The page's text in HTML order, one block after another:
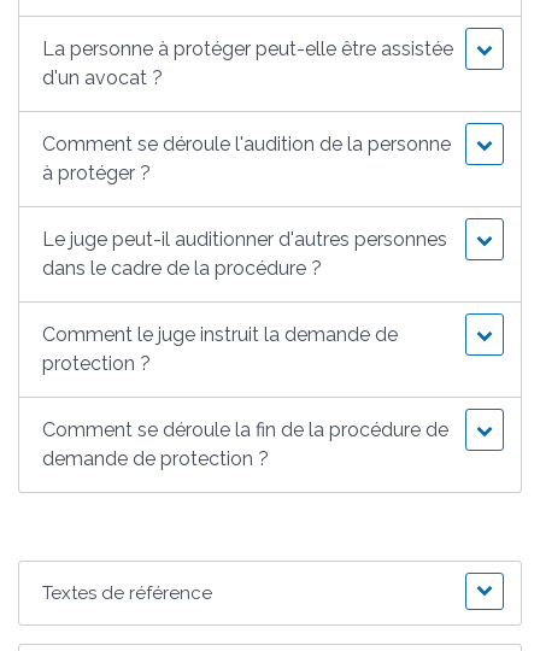
La personne à protéger peut-elle être assistée
d'un avocat ?
Comment se déroule l'audition de la personne
à protéger ?
Le juge peut-il auditionner d'autres personnes
dans le cadre de la procédure ?
Comment le juge instruit la demande de
protection ?
Comment se déroule la fin de la procédure de
demande de protection ?
Textes de référence